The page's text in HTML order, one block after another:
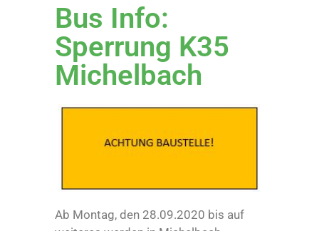
Bus Info:
Sperrung K35
Michelbach
Ab Montag, den 28.09.2020 bis auf